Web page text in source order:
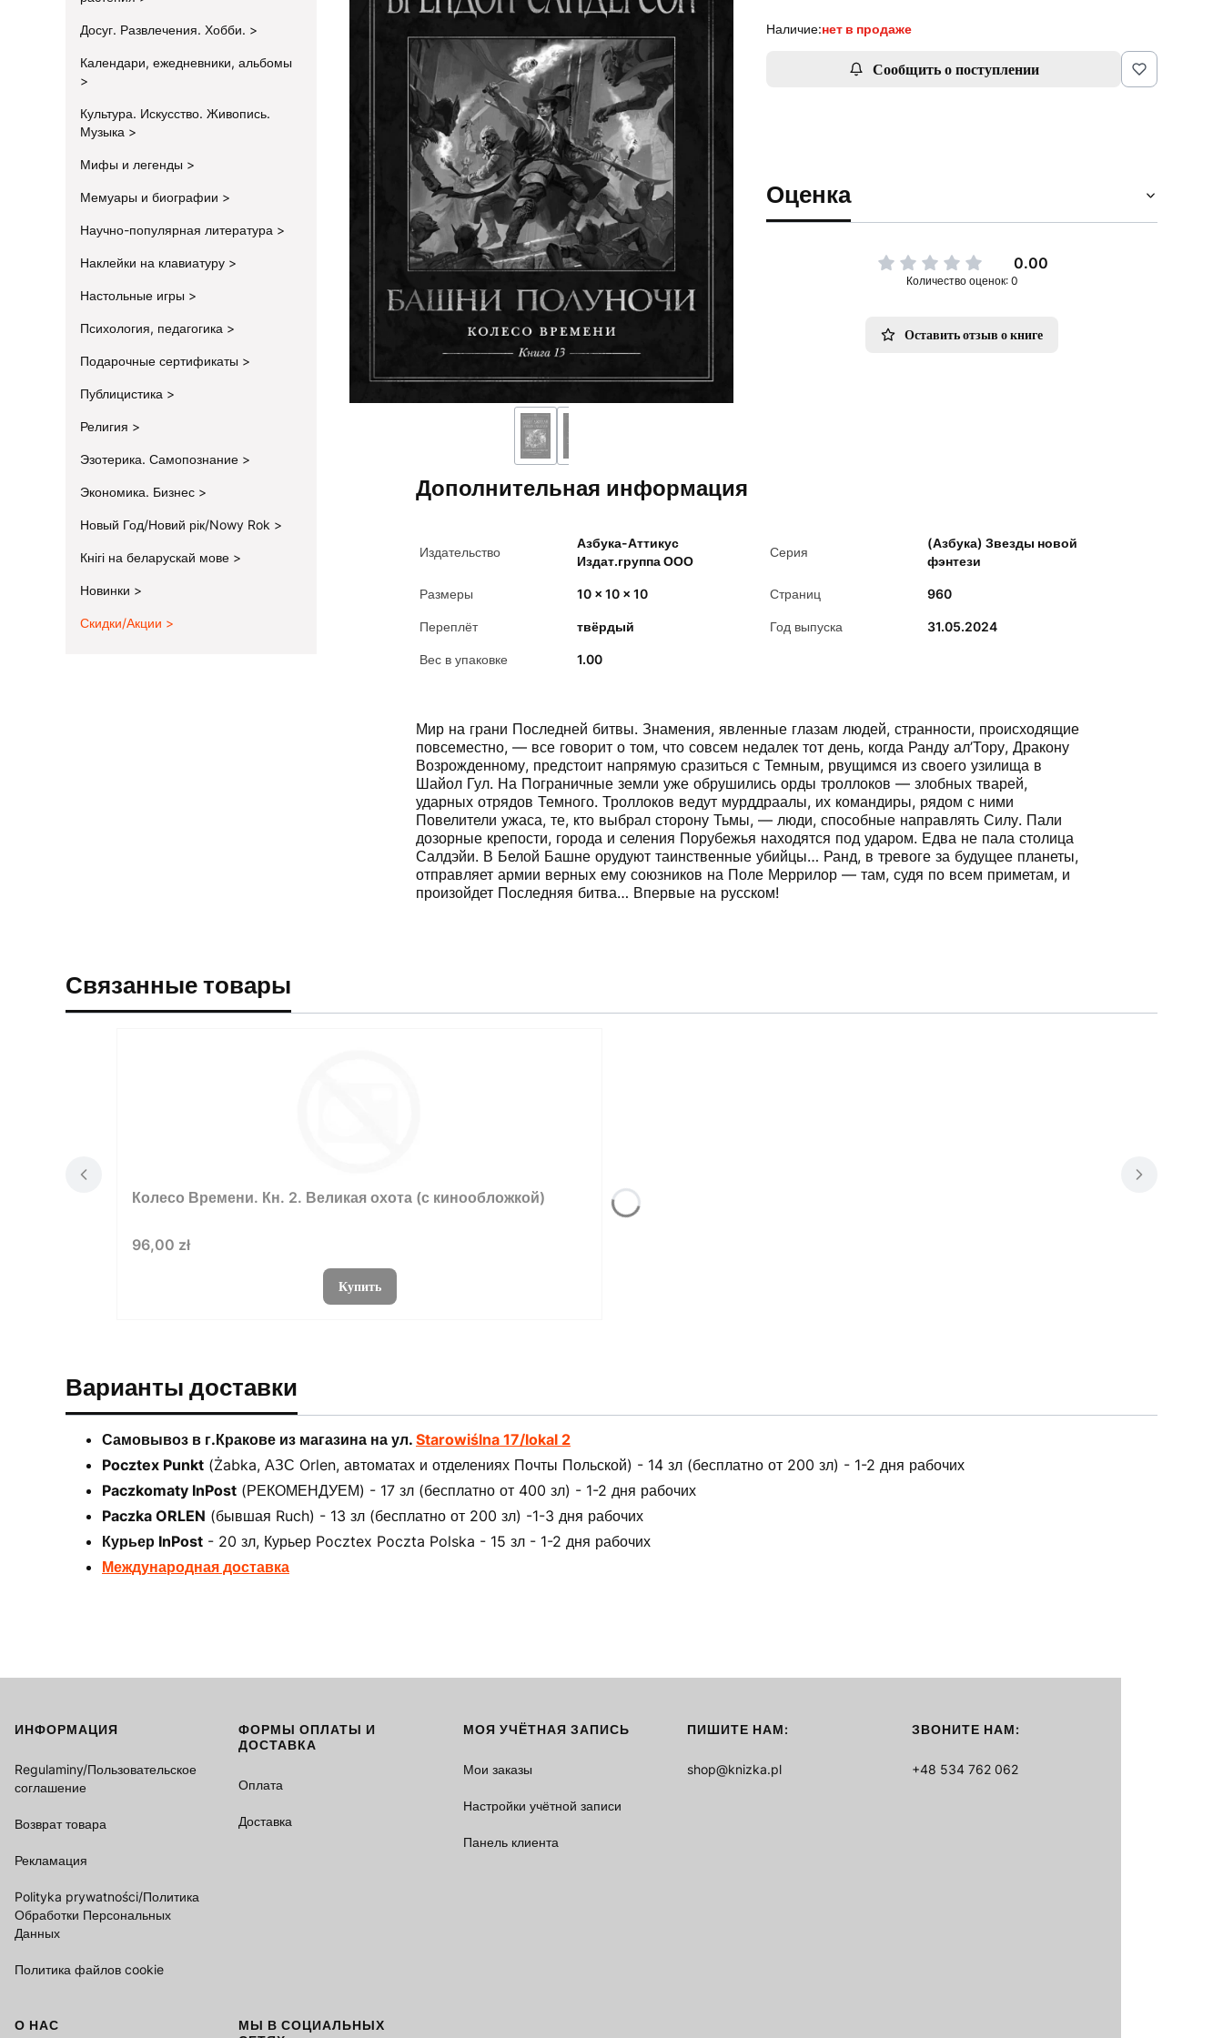
Досуг. Развлечения. Хобби.
Календари, ежедневники, альбомы
Культура. Искусство. Живопись.
Музыка
Мифы и легенды
Мемуары и биографии
Научно-популярная литература
Наклейки на клавиатуру
Настольные игры
Психология, педагогика
Подарочные сертификаты
Публицистика
Религия
Эзотерика. Самопознание
Экономика. Бизнес
Новый Год/Новий рік/Nowy Rok
Кнігі на беларускай мове
Новинки
Скидки/Акции
Наличие:нет в продаже
Сообщить о поступлении
Оценка
0.00
Количество оценок: 0
Оставить отзыв о книге
Дополнительная информация
Издательство
Азбука-Аттикус
Издат.группа ООО
Серия
(Азбука) Звезды новой
фэнтези
Размеры 10 x 10 x 10 Страниц 960
Переплёт твёрдый Год выпуска 31.05.2024
Вес в упаковке 1.00
Мир на грани Последней битвы. Знамения, явленные глазам людей, странности, происходящие
повсеместно, — все говорит о том, что совсем недалек тот день, когда Ранду ал’Тору, Дракону
Возрожденному, предстоит напрямую сразиться с Темным, рвущимся из своего узилища в
Шайол Гул. На Пограничные земли уже обрушились орды троллоков — злобных тварей,
ударных отрядов Темного. Троллоков ведут мурддраалы, их командиры, рядом с ними
Повелители ужаса, те, кто выбрал сторону Тьмы, — люди, способные направлять Силу. Пали
дозорные крепости, города и селения Порубежья находятся под ударом. Едва не пала столица
Салдэйи. В Белой Башне орудуют таинственные убийцы… Ранд, в тревоге за будущее планеты,
отправляет армии верных ему союзников на Поле Меррилор — там, судя по всем приметам, и
произойдет Последняя битва… Впервые на русском!
Связанные товары
Колесо Времени. Кн. 2. Великая охота (с кинообложкой)
Цена
96,00 zł
Купить
Варианты доставки
Самовывоз в г.Кракове из магазина на ул. Starowiślna 17/lokal 2
Pocztex Punkt (Żabka, АЗС Orlen, автоматах и отделениях Почты Польской) - 14 зл (бесплатно от 200 зл) - 1-2 дня рабочих
Paczkomaty InPost (РЕКОМЕНДУЕМ) - 17 зл (бесплатно от 400 зл) - 1-2 дня рабочих
Paczka ORLEN (бывшая Ruch) - 13 зл (бесплатно от 200 зл) -1-3 дня рабочих
Курьер InPost - 20 зл, Курьер Pocztex Poczta Polska - 15 зл - 1-2 дня рабочих
Международная доставка
Footer menu
ИНФОРМАЦИЯ
Regulaminy/Пользовательское
соглашение
Возврат товара
Рекламация
Polityka prywatności/Политика
Обработки Персональных
Данных
Политика файлов cookie
ФОРМЫ ОПЛАТЫ И
ДОСТАВКА
Оплата
Доставка
МОЯ УЧЁТНАЯ ЗАПИСЬ
Мои заказы
Настройки учётной записи
Панель клиента
ПИШИТЕ НАМ:
shop@knizka.pl
ЗВОНИТЕ НАМ:
+48 534 762 062
О НАС
МЫ В СОЦИАЛЬНЫХ